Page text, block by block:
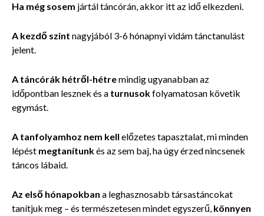
Ha még sosem jártál táncórán, akkor itt az idő elkezdeni.
A kezdő szint nagyjából 3-6 hónapnyi vidám tánctanulást
jelent.
A táncórák hétről-hétremindig ugyanabban az
időpontban lesznek és a turnusokfolyamatosan követik
egymást.
A tanfolyamhoz nem kell előzetes tapasztalat, mi minden
lépést megtanítunkés az sem baj, ha úgy érzed nincsenek
táncos lábaid.
Az első hónapokban a leghasznosabb társastáncokat
tanítjuk meg – és természetesen mindet egyszerű, könnyen